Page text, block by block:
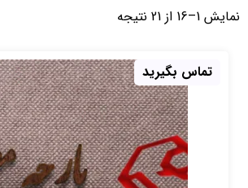
نمایش 1–16 از 21 نتیجه
تماس بگیرید